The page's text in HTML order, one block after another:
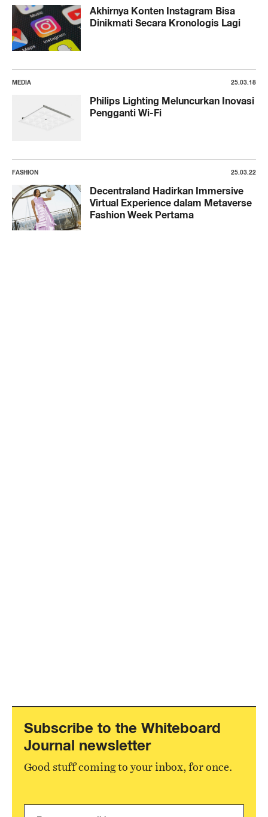
Akhirnya Konten Instagram Bisa
Dinikmati Secara Kronologis Lagi
MEDIA 25.03.18
Philips Lighting Meluncurkan Inovasi
Pengganti Wi-Fi
FASHION 25.03.22
Decentraland Hadirkan Immersive
Virtual Experience dalam Metaverse
Fashion Week Pertama
Subscribe to the Whiteboard
Journal newsletter
Good stuff coming to your inbox, for once.